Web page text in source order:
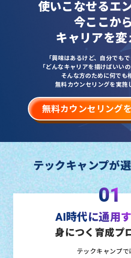
使いこなせるエ
今ここから
キャリアを変
「興味はあるけど、自分でも
「どんなキャリアを描けばいい
そんな方のために何でも
無料カウンセリングを実施
無料カウンセリング
テックキャンプが
01
AI時代に通用
身につく育成プ
テックキャンプで